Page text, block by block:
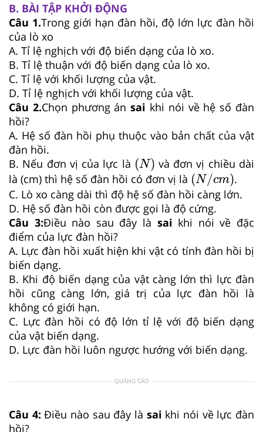
B. BÀI TẬP KHỞI ĐỘNG
Câu 1.Trong giới hạn đàn hồi, độ lớn lực đàn hồi
của lò xo
A. Tỉ lệ nghịch với độ biến dạng của lò xo.
B. Tỉ lệ thuận với độ biến dạng của lò xo.
C. Tỉ lệ với khối lượng của vật.
D. Tỉ lệ nghịch với khối lượng của vật.
Câu 2.Chọn phương ánsai khi nói về hệ số đàn
hồi?
A. Hệ số đàn hồi phụ thuộc vào bản chất của vật
đàn hồi.
B. Nếu đơn vị của lực là (N)
(N) và đơn vị chiều dài
là (cm) thì hệ số đàn hồi có đơn vị là (N/cm)
(N/cm) .
C. Lò xo càng dài thì độ hệ số đàn hồi càng lớn.
D. Hệ số đàn hồi còn được gọi là độ cứng.
Câu 3:Điều nào sau đây là sai khi nói về đặc
điểm của lực đàn hồi?
A. Lực đàn hồi xuất hiện khi vật có tính đàn hồi bị
biến dạng.
B. Khi độ biến dạng của vật càng lớn thì lực đàn
hồi cũng càng lớn, giá trị của lực đàn hồi là
không có giới hạn.
C. Lực đàn hồi có độ lớn tỉ lệ với độ biến dạng
của vật biến dạng.
D. Lực đàn hồi luôn ngược hướng với biến dạng.
QUẢNG CÁO
Câu 4:Điều nào sau đây là sai khi nói về lực đàn
hồi?